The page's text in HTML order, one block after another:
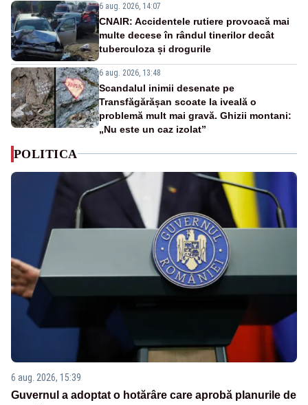
6 aug. 2026, 14:07
CNAIR: Accidentele rutiere provoacă mai
multe decese în rândul tinerilor decât
tuberculoza și drogurile
6 aug. 2026, 13:48
Scandalul inimii desenate pe
Transfăgărășan scoate la iveală o
problemă mult mai gravă. Ghizii montani:
„Nu este un caz izolat”
POLITICA
6 aug. 2026, 15:39
Guvernul a adoptat o hotărâre care aprobă planurile de